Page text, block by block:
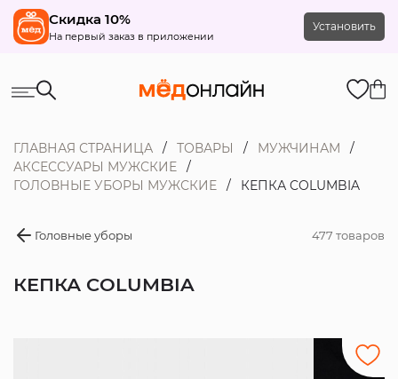
Скидка 10%
На первый заказ в приложении
Установить
ГЛАВНАЯ СТРАНИЦА ТОВАРЫ
МУЖЧИНАМ
АКСЕССУАРЫ МУЖСКИЕ
ГОЛОВНЫЕ УБОРЫ МУЖСКИЕ
КЕПКА COLUMBIA
Головные уборы 477 товаров
КЕПКА COLUMBIA